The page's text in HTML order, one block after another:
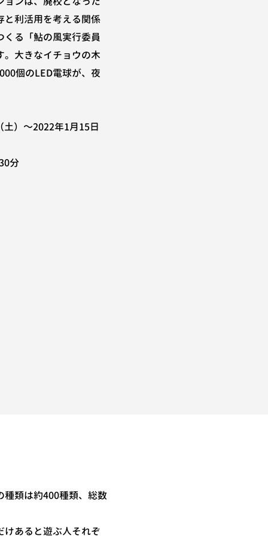
と利活用を考える関係
る「鮎の風実行委員
大きなイチョウの木
個のLED電球が、夜
）～2022年1月15日
分
類は約400種類、総数
あると遊ぶ人それぞ